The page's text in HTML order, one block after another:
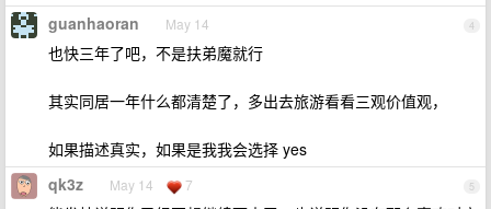
4
guanhaoran May 14
也快三年了吧，不是扶弟魔就行
其实同居一年什么都清楚了，多出去旅游看看三观价值观，
如果描述真实，如果是我我会选择 yes
5
qk3z May 14 7